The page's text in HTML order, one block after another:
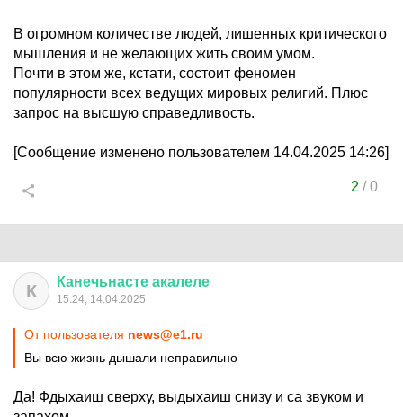
В огромном количестве людей, лишенных критического
мышления и не желающих жить своим умом.
Почти в этом же, кстати, состоит феномен
популярности всех ведущих мировых религий. Плюс
запрос на высшую справедливость.
[Сообщение изменено пользователем 14.04.2025 14:26]
2 /0
К Канечьнасте акалеле
15:24, 14.04.2025
От пользователя news@e1.ru
Вы всю жизнь дышали неправильно
Да! Фдыхаиш сверху, выдыхаиш снизу и са звуком и